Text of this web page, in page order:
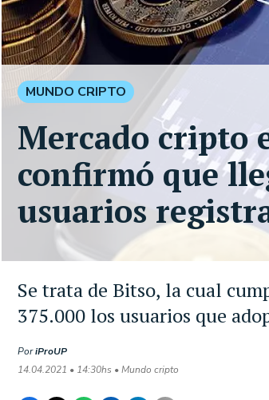
Se trata de Bitso, la cual
375.000 los usuarios que
PoriProUP
14.04.2021 • 14:30hs • Mundo cripto
MUNDO CRIPTO
Mercado cripto
confirmó que
usuarios